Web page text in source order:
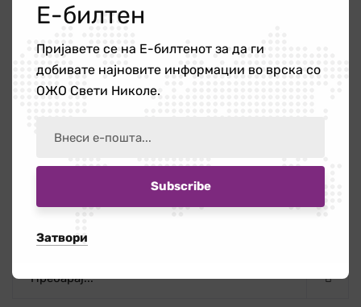
Следно
Жените од с.Кадрифаково се
информираа за превенција и
третирање на карцином на дојка
Пребарај
Е-билтен
Пријавете се на Е-билтенот за да ги
добивате најновите информации во врска со
ОЖО Свети Николе.
Затвори